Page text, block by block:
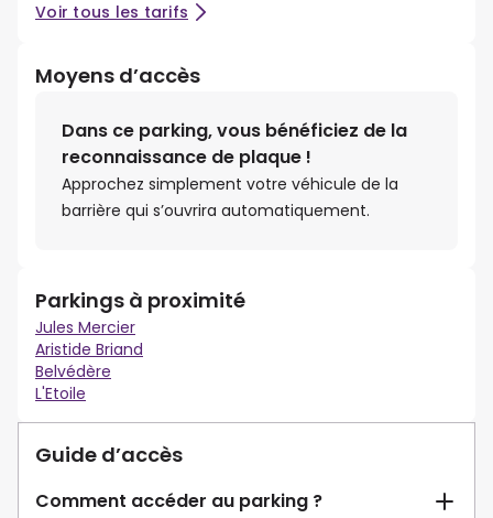
Voir tous les tarifs
Moyens d’accès
Dans ce parking, vous bénéficiez de la
reconnaissance de plaque !
Approchez simplement votre véhicule de la
barrière qui s’ouvrira automatiquement.
Parkings à proximité
Jules Mercier
Aristide Briand
Belvédère
L'Etoile
Guide d’accès
Comment accéder au parking ?